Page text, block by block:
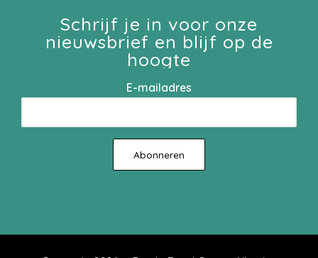
Schrijf je in voor onze
nieuwsbrief en blijf op de
hoogte
E-mailadres